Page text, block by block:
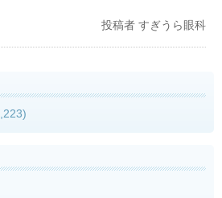
投稿者 すぎうら眼科